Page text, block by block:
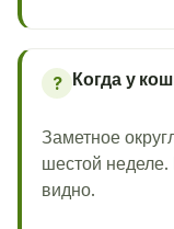
? Когда у
Заметное
шестой
видно.